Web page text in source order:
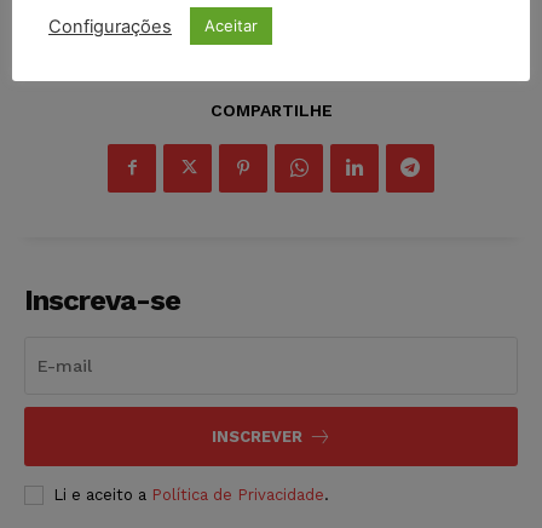
COMPARTILHE
Inscreva-se
INSCREVER
Li e aceito a Política de Privacidade.
Configurações Aceitar